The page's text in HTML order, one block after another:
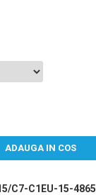
ADAUGA IN COS
C7-C1EU-15-4865